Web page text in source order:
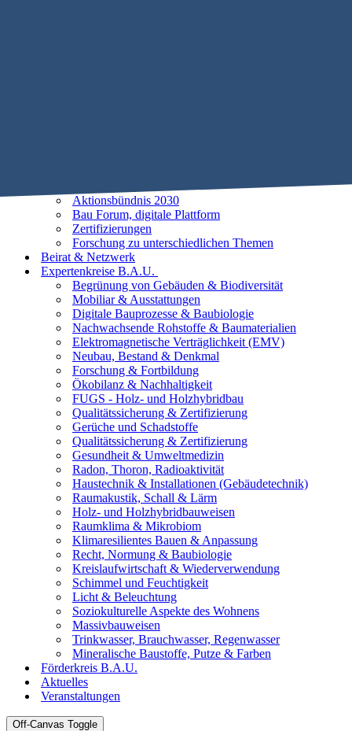
Aktionsbündnis 2030
Bau Forum, digitale Plattform
Zertifizierungen
Forschung zu unterschiedlichen Themen
Beirat & Netzwerk
Expertenkreise B.A.U.
Begrünung von Gebäuden & Biodiversität
Mobiliar & Ausstattungen
Digitale Bauprozesse & Baubiologie
Nachwachsende Rohstoffe & Baumaterialien
Elektromagnetische Verträglichkeit (EMV)
Neubau, Bestand & Denkmal
Forschung & Fortbildung
Ökobilanz & Nachhaltigkeit
FUGS - Holz- und Holzhybridbau
Qualitätssicherung & Zertifizierung
Gerüche und Schadstoffe
Qualitätssicherung & Zertifizierung
Gesundheit & Umweltmedizin
Radon, Thoron, Radioaktivität
Haustechnik & Installationen (Gebäudetechnik)
Raumakustik, Schall & Lärm
Holz- und Holzhybridbauweisen
Raumklima & Mikrobiom
Klimaresilientes Bauen & Anpassung
Recht, Normung & Baubiologie
Kreislaufwirtschaft & Wiederverwendung
Schimmel und Feuchtigkeit
Licht & Beleuchtung
Soziokulturelle Aspekte des Wohnens
Massivbauweisen
Trinkwasser, Brauchwasser, Regenwasser
Mineralische Baustoffe, Putze & Farben
Förderkreis B.A.U.
Aktuelles
Veranstaltungen
Off-Canvas Toggle